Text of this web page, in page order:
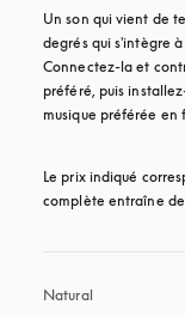
Un son qui vient de
degrés qui s'intègre
Connectez-la et
préféré, puis
musique préférée en
Le prix indiqué
complète entraîne
Natural